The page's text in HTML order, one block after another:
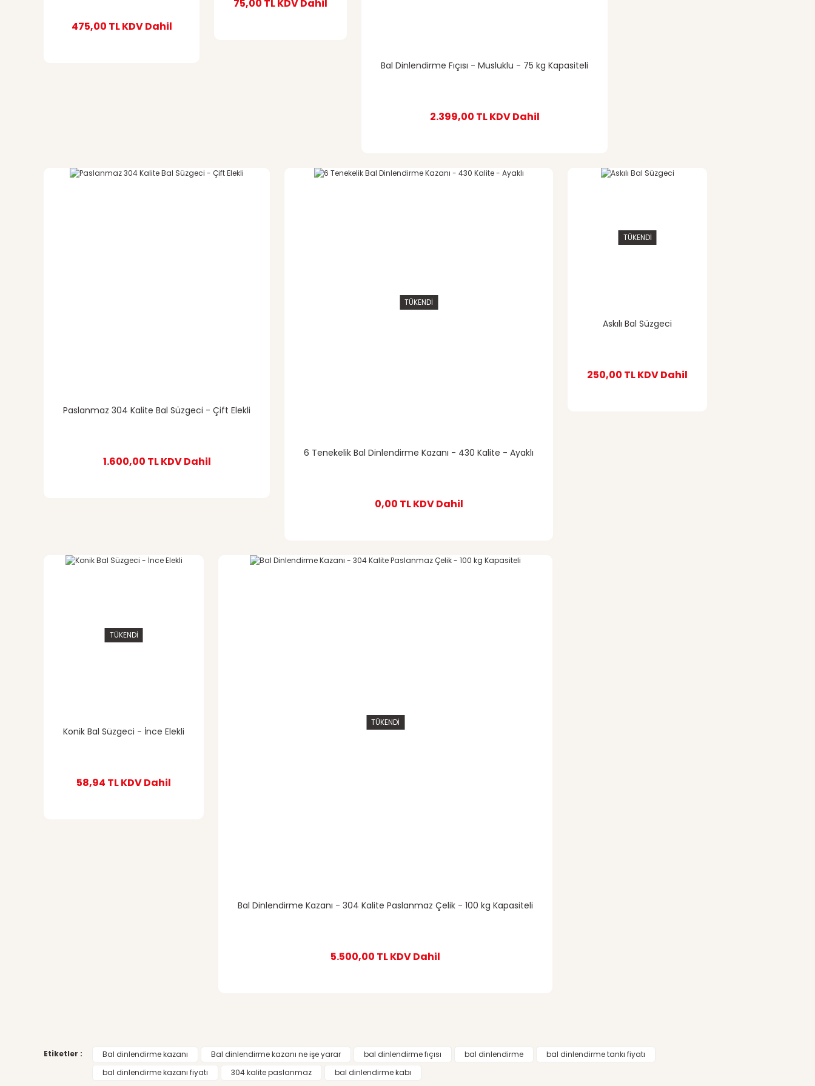
475,00 TLKDV Dahil
75,00 TLKDV Dahil
Bal Dinlendirme Fıçısı - Musluklu - 75 kg Kapasiteli
2.399,00 TLKDV Dahil
Paslanmaz 304 Kalite Bal Süzgeci - Çift Elekli
1.600,00 TLKDV Dahil
TÜKENDİ
6 Tenekelik Bal Dinlendirme Kazanı - 430 Kalite - Ayaklı
0,00 TLKDV Dahil
TÜKENDİ
Askılı Bal Süzgeci
250,00 TLKDV Dahil
TÜKENDİ
Konik Bal Süzgeci - İnce Elekli
58,94 TLKDV Dahil
TÜKENDİ
Bal Dinlendirme Kazanı - 304 Kalite Paslanmaz Çelik - 100 kg Kapasiteli
5.500,00 TLKDV Dahil
Etiketler : Bal dinlendirme kazanı Bal dinlendirme kazanı ne işe yarar bal dinlendirme fıçısı bal dinlendirme
bal dinlendirme tankı fiyatı
bal dinlendirme kazanı fiyatı
304 kalite paslanmaz bal dinlendirme kabı